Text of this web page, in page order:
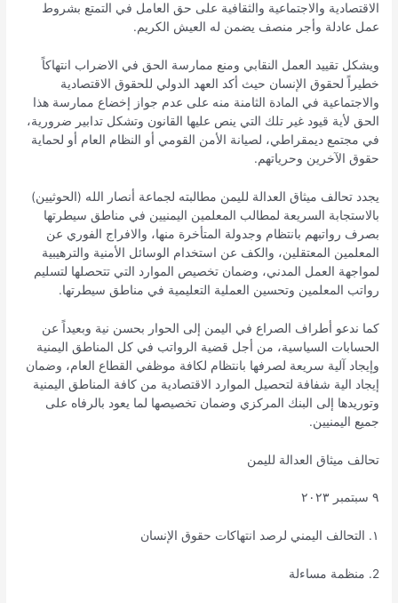
الاقتصادية والاجتماعية والثقافية على حق العامل في التمتع بشروط
عمل عادلة وأجر منصف يضمن له العيش الكريم.
ويشكل تقييد العمل النقابي ومنع ممارسة الحق في الاضراب انتهاكاً
خطيراً لحقوق الإنسان حيث أكد العهد الدولي للحقوق الاقتصادية
والاجتماعية في المادة الثامنة منه على عدم جواز إخضاع ممارسة هذا
الحق لأية قيود غير تلك التي ينص عليها القانون وتشكل تدابير ضرورية،
في مجتمع ديمقراطي، لصيانة الأمن القومي أو النظام العام أو لحماية
حقوق الآخرين وحرياتهم.
يجدد تحالف ميثاق العدالة لليمن مطالبته لجماعة أنصار الله (الحوثيين)
بالاستجابة السريعة لمطالب المعلمين اليمنيين في مناطق سيطرتها
بصرف رواتبهم بانتظام وجدولة المتأخرة منها، والافراج الفوري عن
المعلمين المعتقلين، والكف عن استخدام الوسائل الأمنية والترهيبية
لمواجهة العمل المدني، وضمان تخصيص الموارد التي تتحصلها لتسليم
رواتب المعلمين وتحسين العملية التعليمية في مناطق سيطرتها.
كما ندعو أطراف الصراع في اليمن إلى الحوار بحسن نية وبعيداً عن
الحسابات السياسية، من أجل قضية الرواتب في كل المناطق اليمنية
وإيجاد آلية سريعة لصرفها بانتظام لكافة موظفي القطاع العام، وضمان
إيجاد الية شفافة لتحصيل الموارد الاقتصادية من كافة المناطق اليمنية
وتوريدها إلى البنك المركزي وضمان تخصيصها لما يعود بالرفاه على
جميع اليمنيين.
تحالف ميثاق العدالة لليمن
٩ سبتمبر ٢٠٢٣
١. التحالف اليمني لرصد انتهاكات حقوق الإنسان
2. منظمة مساءلة